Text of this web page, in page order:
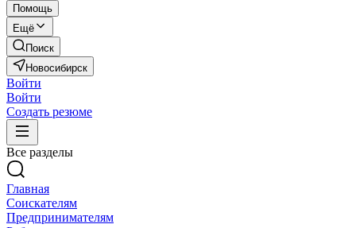
Помощь
Ещё
Поиск
Новосибирск
Войти
Войти
Создать резюме
Все разделы
Главная
Соискателям
Предпринимателям